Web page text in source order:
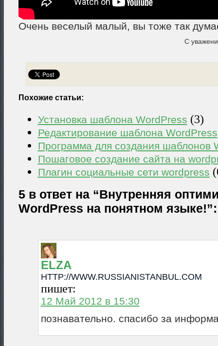
Очень веселый малый, вы тоже так
С
Похожие статьи:
Установка шаблона WordPress (3)
Редактирование шаблона WordPress
Программа для создания шаблонов
Пошаговое создание сайта на
Плагин социальные сети wordpress
5 в ответ на “Внутренняя
WordPress на понятном языке!”:
ELZA
HTTP://WWW.RUSSIANISTANBUL.COM
пишет:
12 Май 2012 в 15:30
познавательно. спасибо за